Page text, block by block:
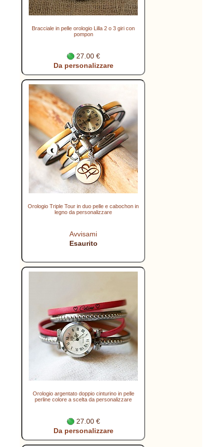
Bracciale in pelle orologio Lilla 2 o 3 giri con
pompon
27.00 €
Da personalizzare
Orologio Triple Tour in duo pelle e cabochon in
legno da personalizzare
Avvisami
Esaurito
Orologio argentato doppio cinturino in pelle
perline colore a scelta da personalizzare
27.00 €
Da personalizzare